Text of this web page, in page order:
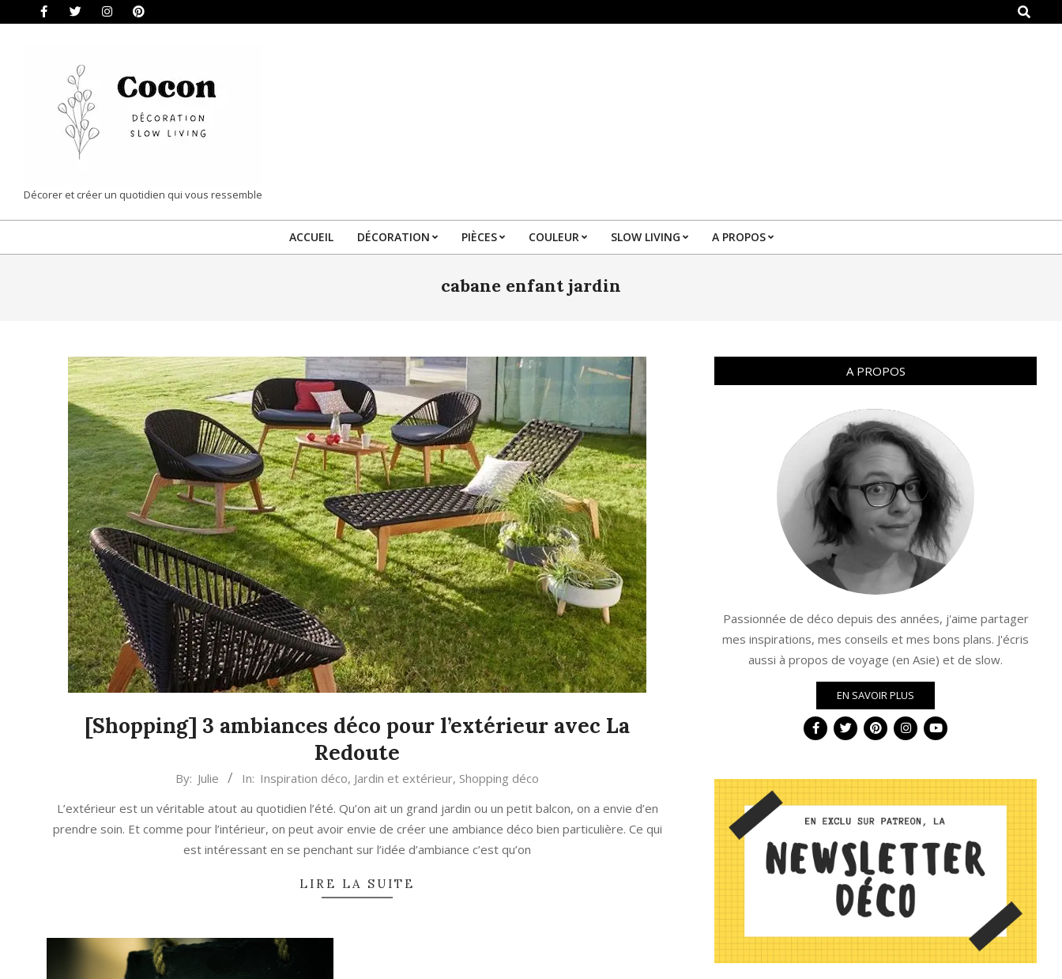
Search
COCON
|
DÉCORATION
Décorer et créer un quotidien qui vous ressemble
Primary
Menu
ACCUEIL DÉCORATION PIÈCES COULEUR SLOW LIVING A PROPOS
cabane enfant jardin
[Shopping] 3 ambiances déco pour l’extérieur avec La
Redoute
29
By: Julie In: Inspiration déco, Jardin et extérieur, Shopping déco
L’extérieur est un véritable atout au quotidien l’été. Qu’on ait un grand jardin ou un petit balcon, on a envie d’en
prendre soin. Et comme pour l’intérieur, on peut avoir envie de créer une ambiance déco bien particulière. Ce qui
est intéressant en se penchant sur l’idée d’ambiance c’est qu’on
LIRE LA SUITE
A PROPOS
Passionnée de déco depuis des années, j'aime partager
mes inspirations, mes conseils et mes bons plans. J'écris
aussi à propos de voyage (en Asie) et de slow.
EN SAVOIR PLUS